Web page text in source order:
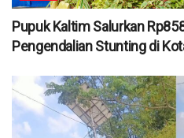
Pupuk Kaltim Salurkan
Pengendalian Stunting di